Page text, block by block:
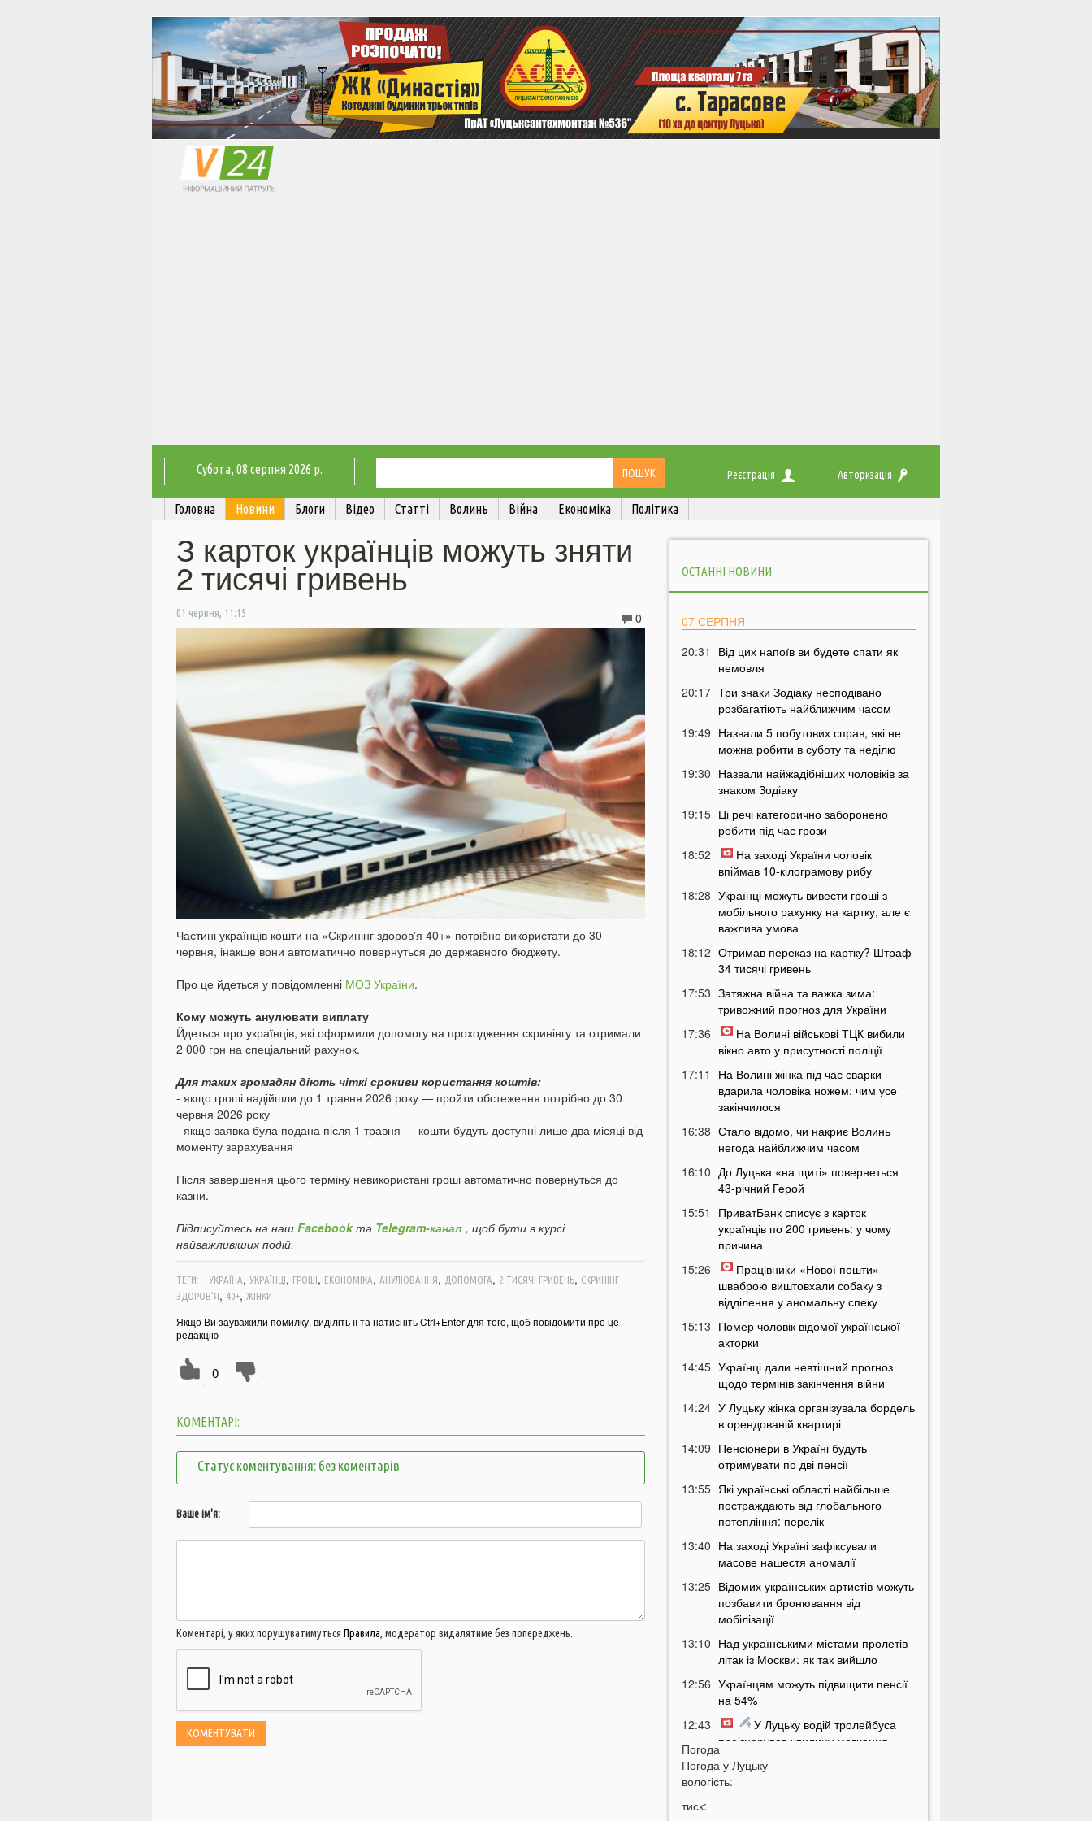
Субота, 08 серпня 2026 р. Реєстрація Авторизація
Головна Новини Блоги Відео Статті Волинь Війна Економіка Політика
З карток українців можуть зняти
2 тисячі гривень
01 червня, 11:15 0
Частині українців кошти на «Скринінг здоровʼя 40+» потрібно використати до 30
червня, інакше вони автоматично повернуться до державного бюджету.
Про це йдеться у повідомленні МОЗ України.
Кому можуть анулювати виплату
Йдеться про українців, які оформили допомогу на проходження скринінгу та отримали
2 000 грн на спеціальний рахунок.
Для таких громадян діють чіткі срокиви користання коштів:
- якщо гроші надійшли до 1 травня 2026 року — пройти обстеження потрібно до 30
червня 2026 року
- якщо заявка була подана після 1 травня — кошти будуть доступні лише два місяці від
моменту зарахування
Після завершення цього терміну невикористані гроші автоматично повернуться до
казни.
Підписуйтесь на наш Facebookта Telegram-канал , щоб бути в курсі
найважливіших подій.
ТЕГИ: УКРАЇНА, УКРАЇНЦІ, ГРОШІ, ЕКОНОМІКА, АНУЛЮВАННЯ, ДОПОМОГА, 2 ТИСЯЧІ ГРИВЕНЬ, СКРИНІНГ
ЗДОРОВ'Я, 40+, ЖІНКИ
Якщо Ви зауважили помилку, виділіть її та натисніть Ctrl+Enter для того, щоб повідомити про це
редакцію
0
КОМЕНТАРІ:
Статус коментування: без коментарів
Ваше ім'я:
Коментарі, у яких порушуватимуться Правила, модератор видалятиме без попереджень.
ОСТАННІ НОВИНИ
07 СЕРПНЯ
20:31
Від цих напоїв ви будете спати як
немовля
20:17 Три знаки Зодіаку несподівано
розбагатіють найближчим часом
19:49 Назвали 5 побутових справ, які не
можна робити в суботу та неділю
19:30 Назвали найжадібніших чоловіків за
знаком Зодіаку
19:15 Ці речі категорично заборонено
робити під час грози
18:52
На заході України чоловік
впіймав 10-кілограмову рибу
18:28 Українці можуть вивести гроші з
мобільного рахунку на картку, але є
важлива умова
18:12 Отримав переказ на картку? Штраф
34 тисячі гривень
17:53 Затяжна війна та важка зима:
тривожний прогноз для України
17:36
На Волині військові ТЦК вибили
вікно авто у присутності поліції
17:11
На Волині жінка під час сварки
вдарила чоловіка ножем: чим усе
закінчилося
16:38 Стало відомо, чи накриє Волинь
негода найближчим часом
16:10 До Луцька «на щиті» повернеться
43-річний Герой
15:51
ПриватБанк списує з карток
українців по 200 гривень: у чому
причина
15:26
Працівники «Нової пошти»
шваброю виштовхали собаку з
відділення у аномальну спеку
15:13 Помер чоловік відомої української
акторки
14:45 Українці дали невтішний прогноз
щодо термінів закінчення війни
14:24 У Луцьку жінка організувала бордель
в орендованій квартирі
14:09 Пенсіонери в Україні будуть
отримувати по дві пенсії
13:55 Які українські області найбільше
постраждають від глобального
потепління: перелік
13:40 На заході Україні зафіксували
масове нашестя аномалії
13:25 Відомих українських артистів можуть
позбавити бронювання від
мобілізації
13:10 Над українськими містами пролетів
літак із Москви: як так вийшло
12:56 Українцям можуть підвищити пенсії
на 54%
12:43
У Луцьку водій тролейбуса
проігнорував хвилину мовчання
12:26 На Волині від удару блискавки
загорілися дві споруди
12:07
Погода
Погода у Луцьку
вологість:
тиск: